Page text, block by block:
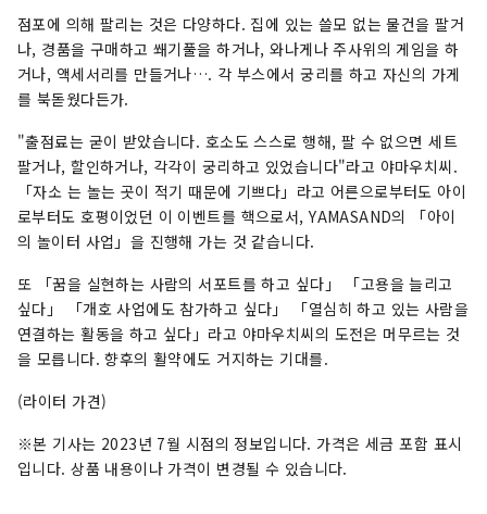
점포에 의해 팔리는 것은 다양하다. 집에 있는 쓸모 없는 물건을 팔거
나, 경품을 구매하고 쐐기풀을 하거나, 와나게나 주사위의 게임을 하
거나, 액세서리를 만들거나…. 각 부스에서 궁리를 하고 자신의 가게
를 북돋웠다든가.
"출점료는 굳이 받았습니다. 호소도 스스로 행해, 팔 수 없으면 세트
팔거나, 할인하거나, 각각이 궁리하고 있었습니다"라고 야마우치씨.
「자소 는 놀는 곳이 적기 때문에 기쁘다」라고 어른으로부터도 아이
로부터도 호평이었던 이 이벤트를 핵으로서, YAMASAND의 「아이
의 놀이터 사업」을 진행해 가는 것 같습니다.
또 「꿈을 실현하는 사람의 서포트를 하고 싶다」 「고용을 늘리고
싶다」 「개호 사업에도 참가하고 싶다」 「열심히 하고 있는 사람을
연결하는 활동을 하고 싶다」라고 야마우치씨의 도전은 머무르는 것
을 모릅니다. 향후의 활약에도 거지하는 기대를.
(라이터 가견)
※본 기사는 2023년 7월 시점의 정보입니다. 가격은 세금 포함 표시
입니다. 상품 내용이나 가격이 변경될 수 있습니다.